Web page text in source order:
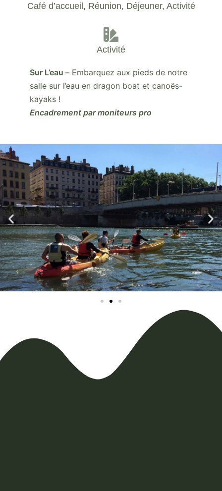
Café d’accueil, Réunion, Déjeuner, Activité
Activité
Sur L’eau – Embarquez aux pieds de notre
salle sur l’eau en dragon boat et canoës-
kayaks !
Encadrement par moniteurs pro